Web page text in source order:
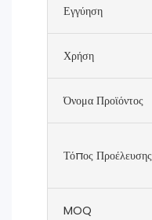
Εγγύηση
Χρήση
Όνομα Προϊόντος
Τόπος Προέλευσης
MOQ